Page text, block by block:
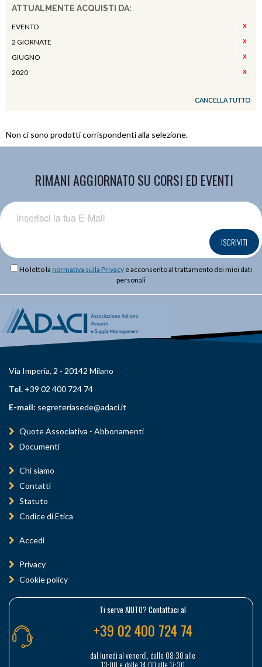
ATTUALMENTE ACQUISTI DA:
EVENTO
2 GIORNATE
GIUGNO
2020
CANCELLA TUTTO
Non ci sono prodotti corrispondenti alla selezione.
RIMANI AGGIORNATO SU CORSI ED EVENTI
ISCRIVITI
Ho letto la normativa sulla Privacye acconsento al trattamento dei miei dati
personali
Via Imperia, 2 - 20142 Milano
Tel. +39 02 400 724 74
E-mail: segreteriasede@adaci.it
Quote Associativa - Abbonamenti
Documenti
Chi siamo
Contatti
Statuto
Codice di Etica
Accedi
Privacy
Cookie policy
Ti serve AIUTO? Contattaci al
+39 02 400 724 74
dal lunedì al venerdì, dalle 08:30 alle
13:00 e dalle 14:00 alle 17:30